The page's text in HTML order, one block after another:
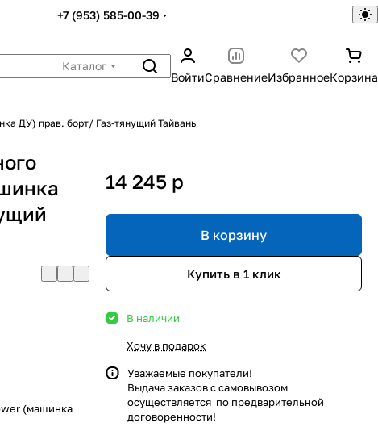
+7 (953) 585-00-39
Каталог
ВойтиСравнениеИзбранноеКорзина
ДУ) прав. борт/ Газ-тянущий Тайвань
(машинка
14 245 p
В корзину
Купить в 1 клик
В наличии
Хочу в подарок
Уважаемые покупатели!
Выдача заказов с самовывозом
осуществляется по предварительной
договоренности!